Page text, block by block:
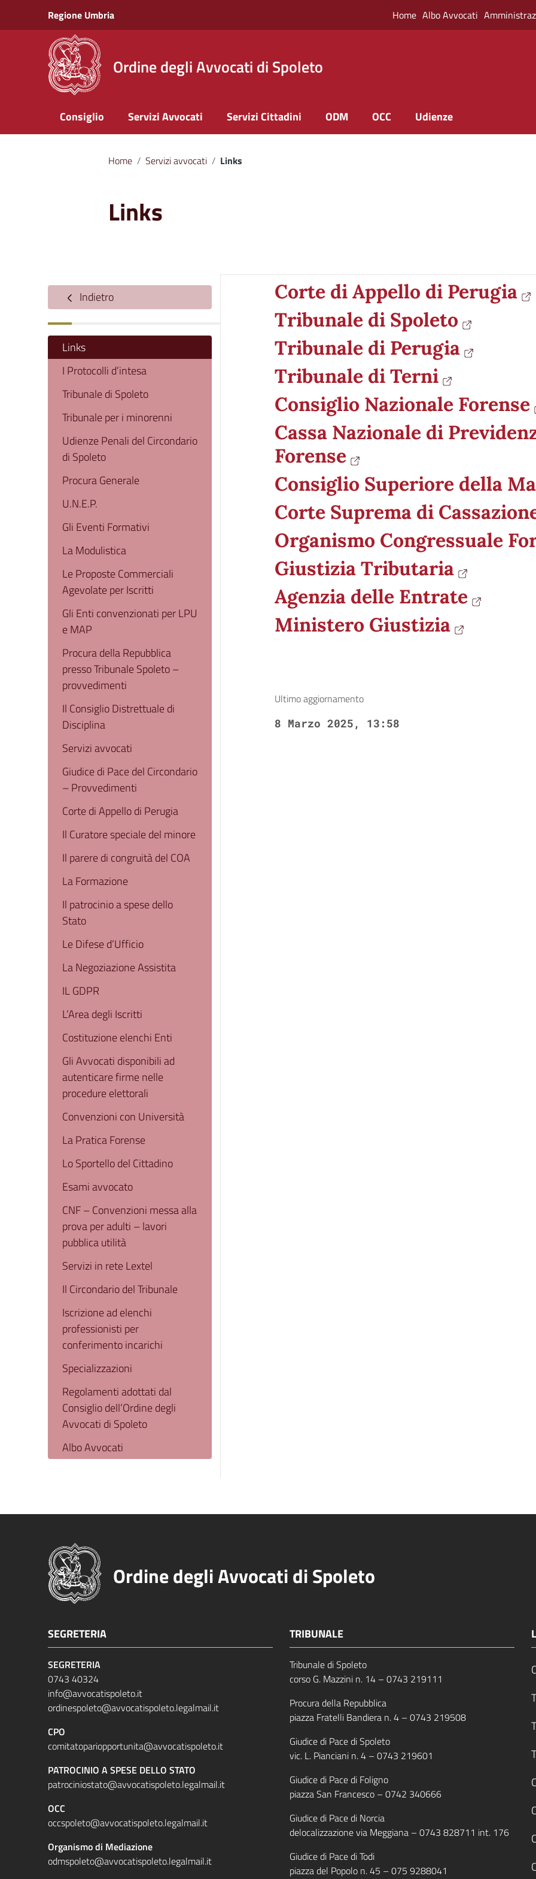
Vai ai contenuti
Vai al menu di navigazione
Vai al footer
Regione Umbria Home Albo Avvocati
Ordine degli Avvocati di Spoleto
Consiglio Servizi Avvocati Servizi Cittadini ODM OCC Udienze
Home / Servizi avvocati / Links
Links
Indietro
Links
I Protocolli d’intesa
Tribunale di Spoleto
Tribunale per i minorenni
Udienze Penali del Circondario
di Spoleto
Procura Generale
U.N.E.P.
Gli Eventi Formativi
La Modulistica
Le Proposte Commerciali
Agevolate per Iscritti
Gli Enti convenzionati per LPU
e MAP
Procura della Repubblica
presso Tribunale Spoleto –
provvedimenti
Il Consiglio Distrettuale di
Disciplina
Servizi avvocati
Giudice di Pace del Circondario
– Provvedimenti
Corte di Appello di Perugia
Il Curatore speciale del minore
Il parere di congruità del COA
La Formazione
Il patrocinio a spese dello
Stato
Le Difese d’Ufficio
La Negoziazione Assistita
IL GDPR
L’Area degli Iscritti
Costituzione elenchi Enti
Gli Avvocati disponibili ad
autenticare firme nelle
procedure elettorali
Convenzioni con Università
La Pratica Forense
Lo Sportello del Cittadino
Esami avvocato
CNF – Convenzioni messa alla
prova per adulti – lavori
pubblica utilità
Servizi in rete Lextel
Il Circondario del Tribunale
Iscrizione ad elenchi
professionisti per
conferimento incarichi
Specializzazioni
Regolamenti adottati dal
Consiglio dell’Ordine degli
Avvocati di Spoleto
Albo Avvocati
Corte di Appello di Perugia
Tribunale di Spoleto
Tribunale di Perugia
Tribunale di Terni
Consiglio Nazionale Forense
Cassa Nazionale di
Forense
Consiglio Superiore della
Corte Suprema di
Organismo Congressuale
Giustizia Tributaria
Agenzia delle Entrate
Ministero Giustizia
Ultimo aggiornamento
8 Marzo 2025, 13:58
Ordine degli Avvocati di Spoleto
SEGRETERIA
SEGRETERIA
0743 40324
info@avvocatispoleto.it
ordinespoleto@avvocatispoleto.legalmail.it
CPO
comitatopariopportunita@avvocatispoleto.it
PATROCINIO A SPESE DELLO STATO
patrociniostato@avvocatispoleto.legalmail.it
OCC
occspoleto@avvocatispoleto.legalmail.it
Organismo di Mediazione
odmspoleto@avvocatispoleto.legalmail.it
TRIBUNALE
Tribunale di Spoleto
corso G. Mazzini n. 14 – 0743 219111
Procura della Repubblica
piazza Fratelli Bandiera n. 4 – 0743 219508
Giudice di Pace di Spoleto
vic. L. Pianciani n. 4 – 0743 219601
Giudice di Pace di Foligno
piazza San Francesco – 0742 340666
Giudice di Pace di Norcia
delocalizzazione via Meggiana – 0743 828711 int. 176
Giudice di Pace di Todi
piazza del Popolo n. 45 – 075 9288041